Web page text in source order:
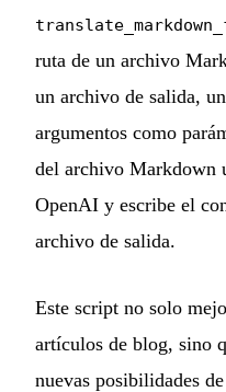
ruta de un archivo
un archivo de salida,
argumentos como
del archivo Markdown
OpenAI y escribe el
archivo de salida.
Este script no solo
artículos de blog, sino
nuevas posibilidades